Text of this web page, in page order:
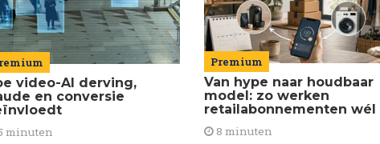
video-AI derving,
en conversie
minuten
Premium
Van hype naar houdbaar
model: zo werken
retailabonnementen wél
8 minuten